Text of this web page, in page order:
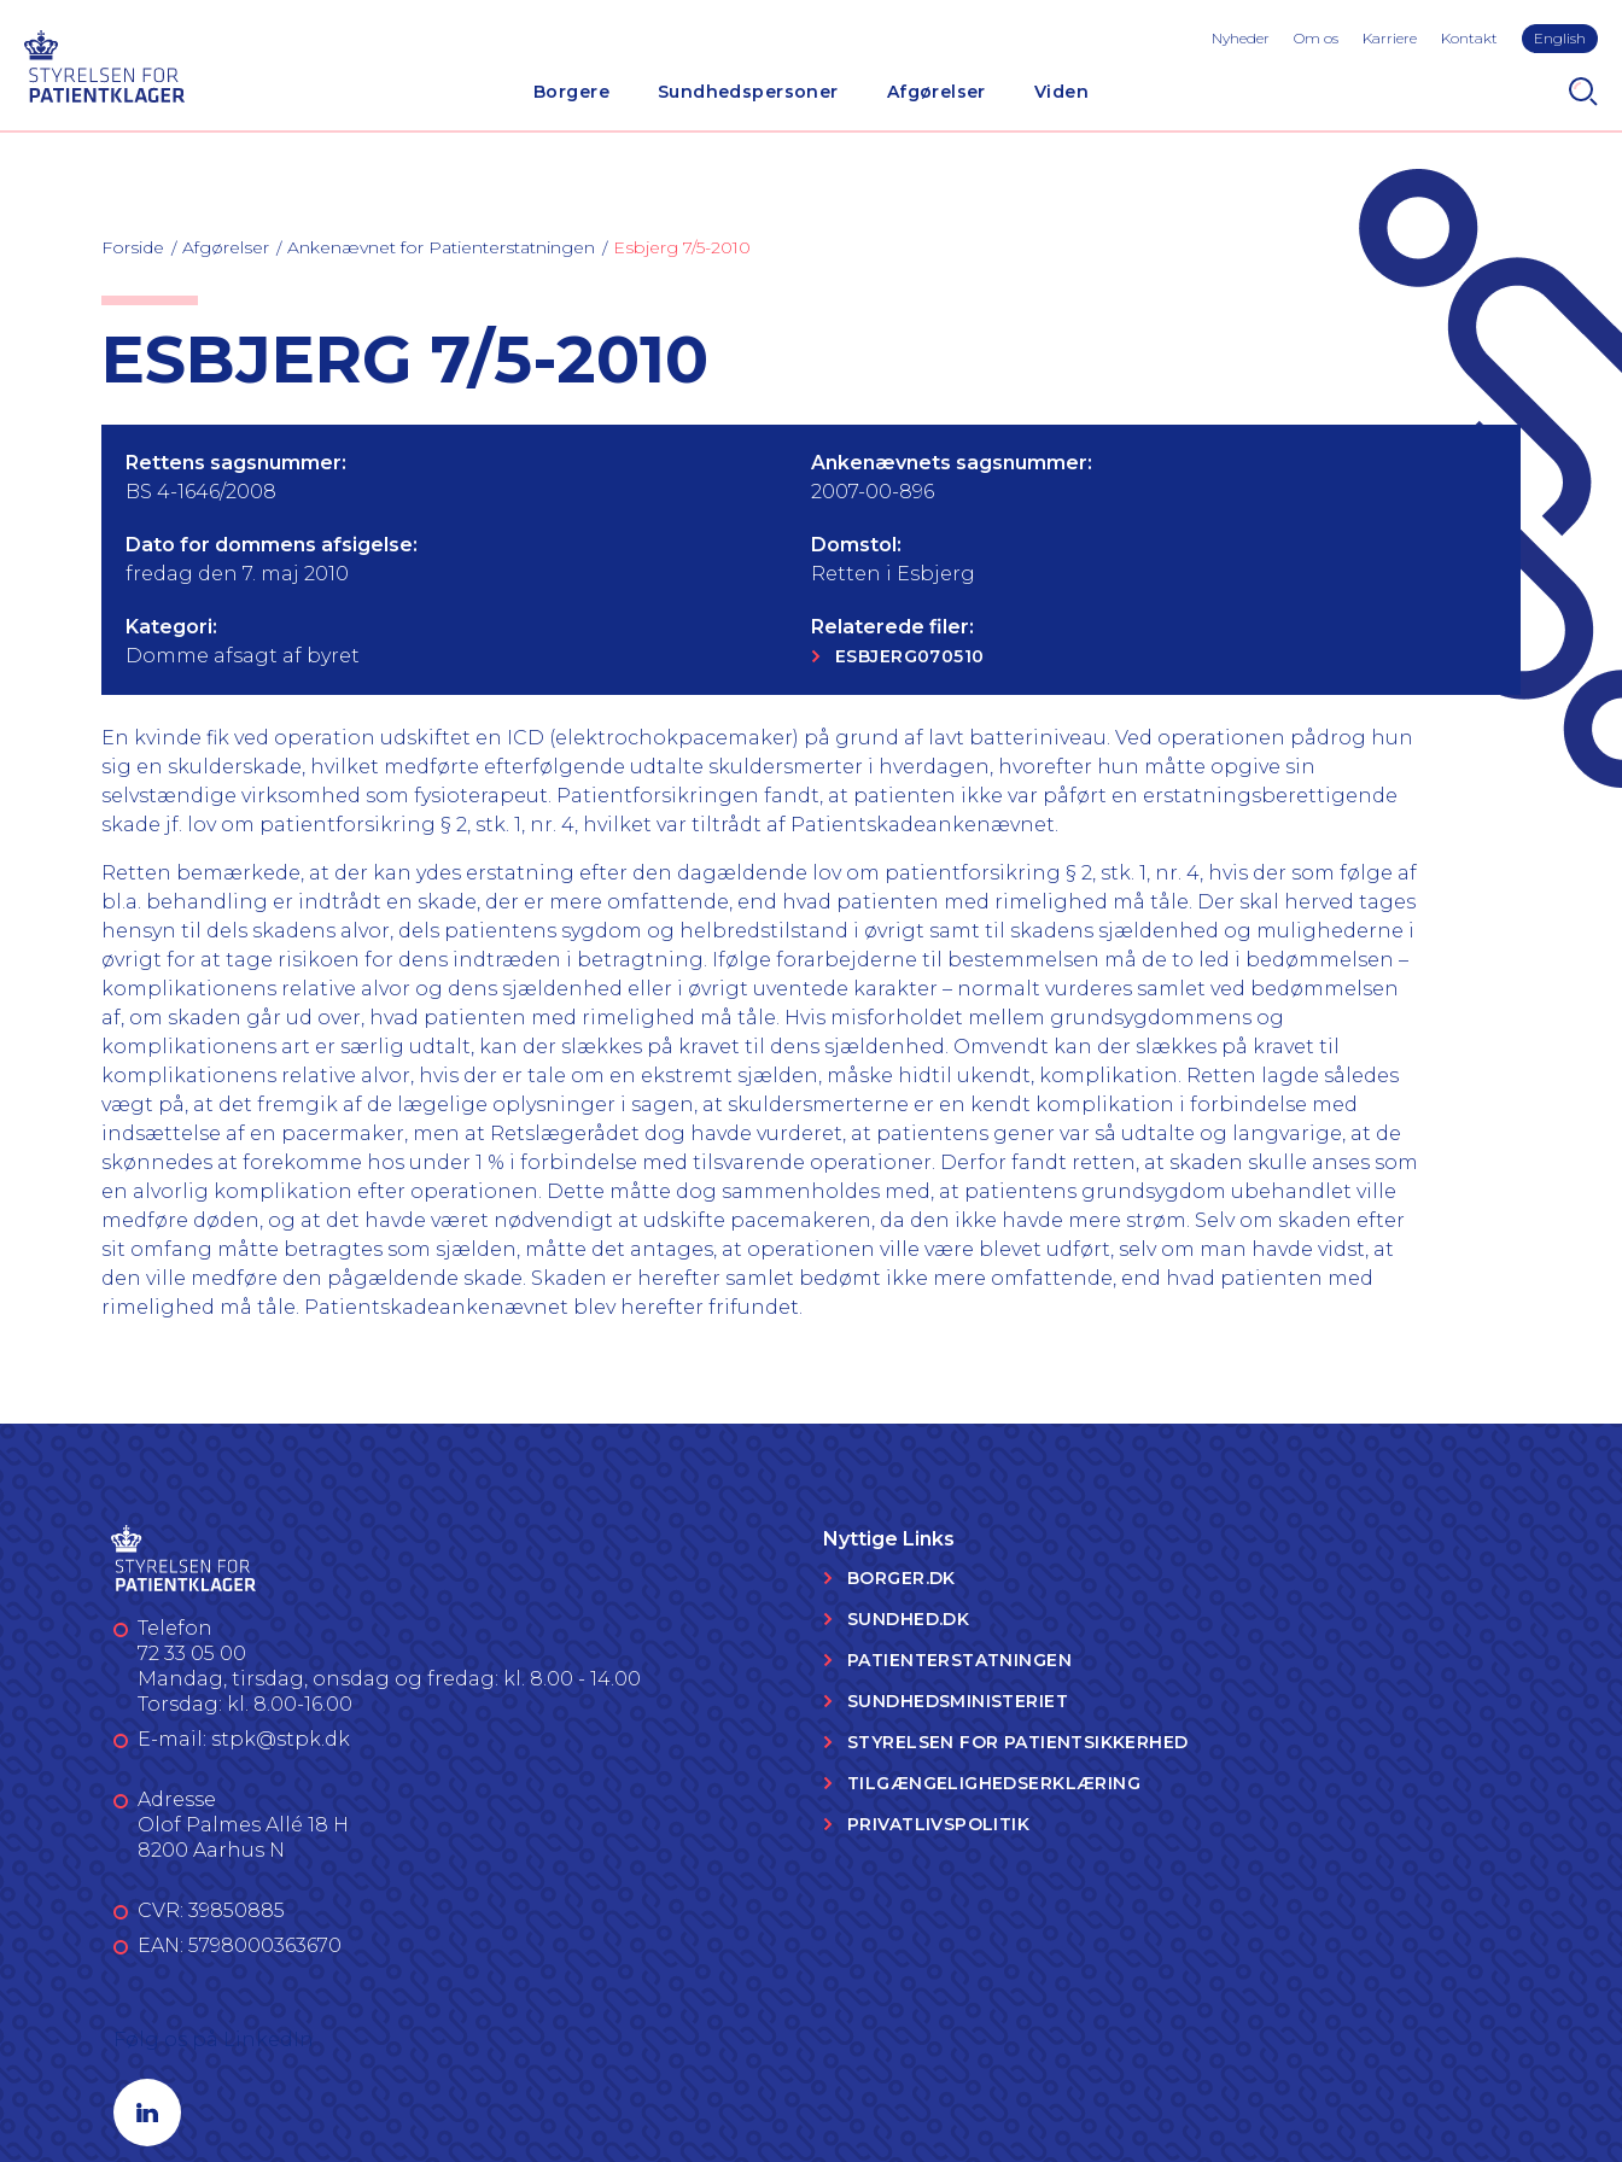
Borgere Sundhedspersoner Afgørelser Viden
Nyheder Om os Karriere Kontakt English
Forside Afgørelser Ankenævnet for Patienterstatningen Esbjerg 7/5-2010
ESBJERG 7/5-2010
Rettens sagsnummer:
BS 4-1646/2008
Ankenævnets sagsnummer:
2007-00-896
Dato for dommens afsigelse:
fredag den 7. maj 2010
Domstol:
Retten i Esbjerg
Kategori:
Domme afsagt af byret
Relaterede filer:
ESBJERG070510
En kvinde fik ved operation udskiftet en ICD (elektrochokpacemaker) på grund af lavt batteriniveau. Ved operationen pådrog hun
sig en skulderskade, hvilket medførte efterfølgende udtalte skuldersmerter i hverdagen, hvorefter hun måtte opgive sin
selvstændige virksomhed som fysioterapeut. Patientforsikringen fandt, at patienten ikke var påført en erstatningsberettigende
skade jf. lov om patientforsikring § 2, stk. 1, nr. 4, hvilket var tiltrådt af Patientskadeankenævnet.
Retten bemærkede, at der kan ydes erstatning efter den dagældende lov om patientforsikring § 2, stk. 1, nr. 4, hvis der som følge af
bl.a. behandling er indtrådt en skade, der er mere omfattende, end hvad patienten med rimelighed må tåle. Der skal herved tages
hensyn til dels skadens alvor, dels patientens sygdom og helbredstilstand i øvrigt samt til skadens sjældenhed og mulighederne i
øvrigt for at tage risikoen for dens indtræden i betragtning. Ifølge forarbejderne til bestemmelsen må de to led i bedømmelsen –
komplikationens relative alvor og dens sjældenhed eller i øvrigt uventede karakter – normalt vurderes samlet ved bedømmelsen
af, om skaden går ud over, hvad patienten med rimelighed må tåle. Hvis misforholdet mellem grundsygdommens og
komplikationens art er særlig udtalt, kan der slækkes på kravet til dens sjældenhed. Omvendt kan der slækkes på kravet til
komplikationens relative alvor, hvis der er tale om en ekstremt sjælden, måske hidtil ukendt, komplikation. Retten lagde således
vægt på, at det fremgik af de lægelige oplysninger i sagen, at skuldersmerterne er en kendt komplikation i forbindelse med
indsættelse af en pacermaker, men at Retslægerådet dog havde vurderet, at patientens gener var så udtalte og langvarige, at de
skønnedes at forekomme hos under 1 % i forbindelse med tilsvarende operationer. Derfor fandt retten, at skaden skulle anses som
en alvorlig komplikation efter operationen. Dette måtte dog sammenholdes med, at patientens grundsygdom ubehandlet ville
medføre døden, og at det havde været nødvendigt at udskifte pacemakeren, da den ikke havde mere strøm. Selv om skaden efter
sit omfang måtte betragtes som sjælden, måtte det antages, at operationen ville være blevet udført, selv om man havde vidst, at
den ville medføre den pågældende skade. Skaden er herefter samlet bedømt ikke mere omfattende, end hvad patienten med
rimelighed må tåle. Patientskadeankenævnet blev herefter frifundet.
Telefon
72 33 05 00
Mandag, tirsdag, onsdag og fredag: kl. 8.00 - 14.00
Torsdag: kl. 8.00-16.00
E-mail: stpk@stpk.dk
Adresse
Olof Palmes Allé 18 H
8200 Aarhus N
CVR: 39850885
EAN: 5798000363670
Linkedin profil
Nyttige Links
BORGER.DK
SUNDHED.DK
PATIENTERSTATNINGEN
SUNDHEDSMINISTERIET
STYRELSEN FOR PATIENTSIKKERHED
TILGÆNGELIGHEDSERKLÆRING
PRIVATLIVSPOLITIK